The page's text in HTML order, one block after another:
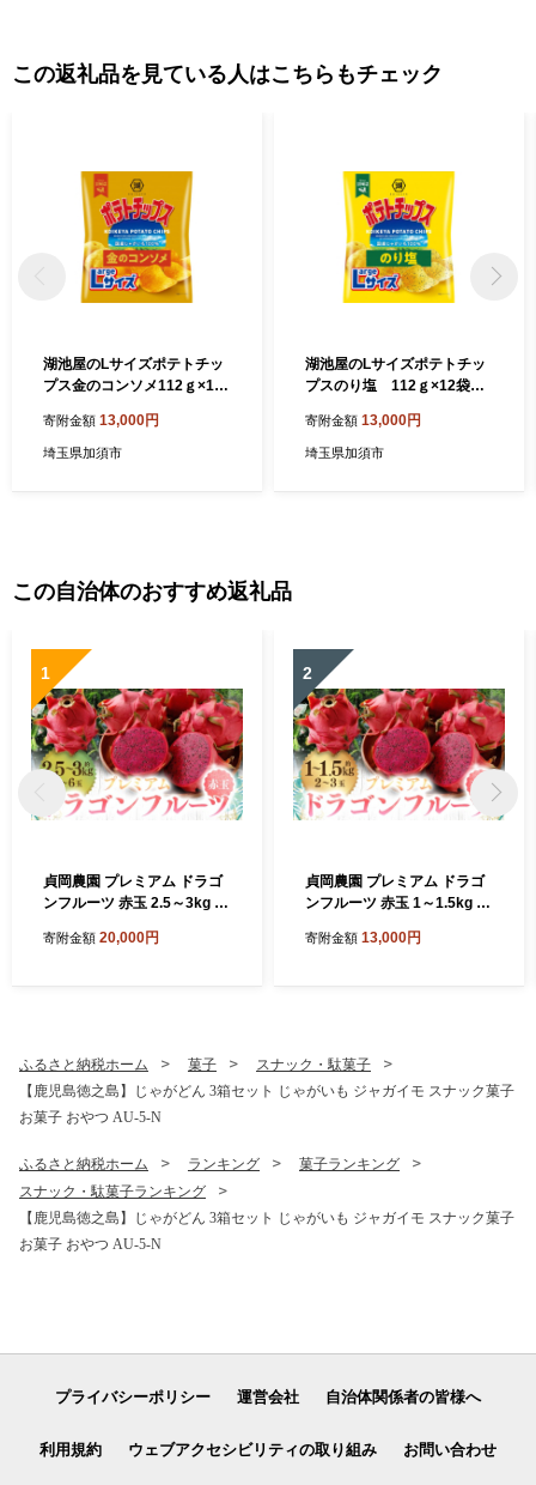
この返礼品を見ている人はこちらもチェック
湖池屋のLサイズポテトチッ
プス金のコンソメ112ｇ×12
じゃがいも 湖池屋 おやつ お
菓子 スナック菓子
寄附金額 13,000円
埼玉県加須市
湖池屋のLサイズポテトチッ
プスのり塩 112ｇ×12袋
がいも 湖池屋 おやつ お菓子
スナック菓子
寄附金額 13,000円
埼玉県加須市
この自治体のおすすめ返礼品
1
貞岡農園 プレミアム ドラゴ
ンフルーツ 赤玉 2.5～3kg ( 4
赤 トロピカルフルーツ フル
寄附金額 20,000円
2
貞岡農園 プレミアム ドラゴ
ンフルーツ 赤玉 1～1.5kg ( 2
赤 トロピカルフルーツ フル
寄附金額 13,000円
ふるさと納税ホーム 菓子
スナック・駄菓子
【鹿児島徳之島】じゃがどん 3箱セット じゃがいも ジャガイモ スナック菓子
お菓子 おやつ AU-5-N
ふるさと納税ホーム ランキング
菓子ランキング
スナック・駄菓子ランキング
【鹿児島徳之島】じゃがどん 3箱セット じゃがいも ジャガイモ スナック菓子
お菓子 おやつ AU-5-N
プライバシーポリシー 運営会社 自治体関係者の皆様へ
利用規約 ウェブアクセシビリティの取り組み お問い合わせ